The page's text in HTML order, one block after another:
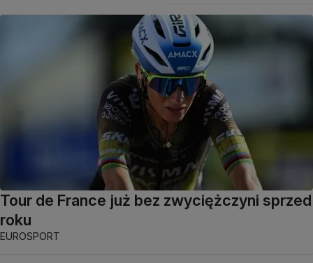
Tour de France już bez zwyciężczyni sprzed
roku
EUROSPORT